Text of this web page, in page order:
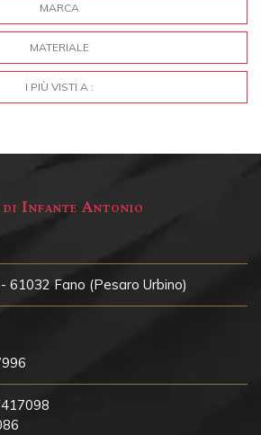
MARCA
MATERIALE
I PIÙ VISTI A :
di Infante Antonio
61032 Fano (Pesaro Urbino)